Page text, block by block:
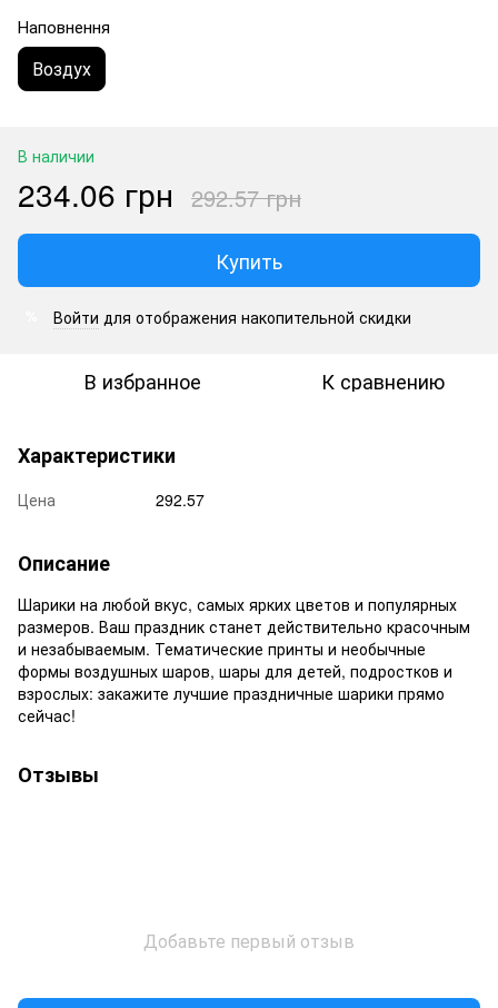
Наповнення
Воздух
В наличии
234.06 грн 292.57 грн
Купить
Войти для отображения накопительной скидки
В избранное К сравнению
Характеристики
Цена 292.57
Описание
Шарики на любой вкус, самых ярких цветов и популярных
размеров. Ваш праздник станет действительно красочным
и незабываемым. Тематические принты и необычные
формы воздушных шаров, шары для детей, подростков и
взрослых: закажите лучшие праздничные шарики прямо
сейчас!
Отзывы
Добавьте первый отзыв